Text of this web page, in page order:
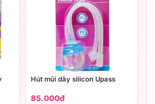
Hút mũi dây silicon Upass
85.000đ